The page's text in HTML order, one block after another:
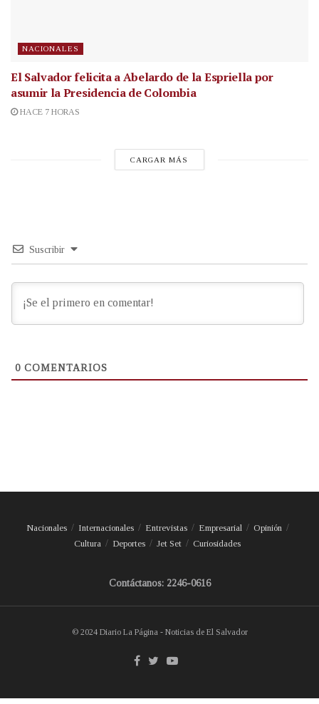
NACIONALES
El Salvador felicita a Abelardo de la Espriella por
asumir la Presidencia de Colombia
HACE 7 HORAS
CARGAR MÁS
Suscribir
0 COMENTARIOS
Nacionales Internacionales Entrevistas Empresarial
Opinión
Cultura
Deportes Jet Set Curiosidades
Contáctanos: 2246-0616
© 2024 Diario La Página - Noticias de El Salvador